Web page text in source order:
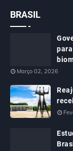
BRASIL
Março 02, 2026